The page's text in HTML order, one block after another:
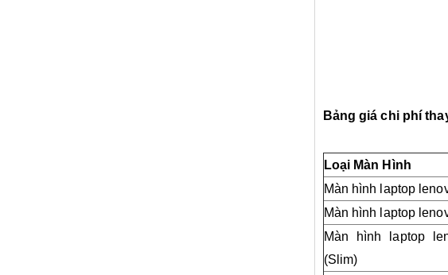
Bảng giá chi phí
Loại Màn Hình
Màn hình laptop
Màn hình laptop
Màn hình laptop
(Slim)